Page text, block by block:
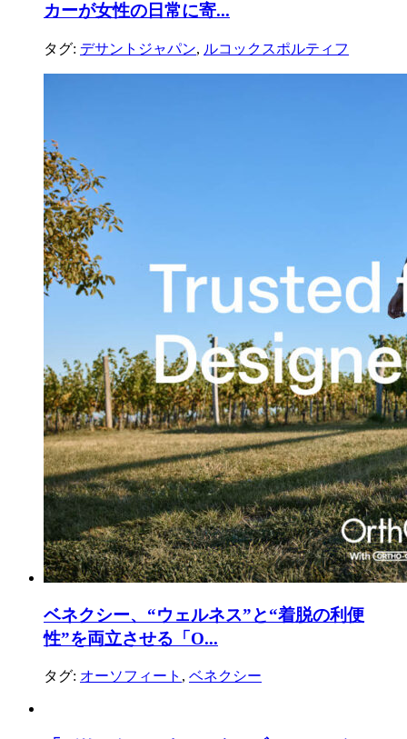
カーが女性の日常に寄...
タグ: デサントジャパン, ルコックスポルティフ
ベネクシー、“ウェルネス”と“着脱の利便
性”を両立させる「O...
タグ: オーソフィート , ベネクシー